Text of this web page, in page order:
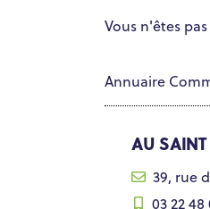
Vous n'êtes
Annuaire
AU
39, rue
03 22 48